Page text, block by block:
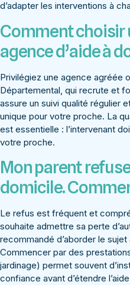
d’adapter les interventions à
Comment choisir
agence d’aide à
Privilégiez une agence agréée
Départemental, qui recrute et
assure un suivi qualité régulier
unique pour votre proche. La
est essentielle : l’intervenant
votre proche.
Mon parent
domicile.
Le refus est fréquent et
souhaite admettre sa perte
recommandé d’aborder le
Commencer par des
jardinage) permet souvent
confiance avant d’étendre